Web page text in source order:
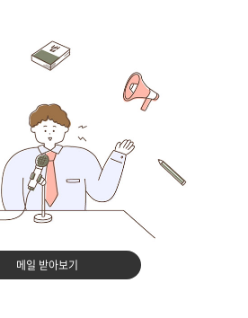
메일 받아보기